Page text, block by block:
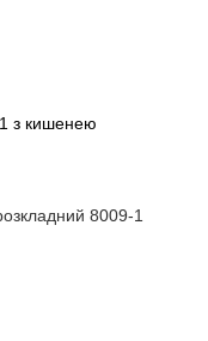
з кишенею